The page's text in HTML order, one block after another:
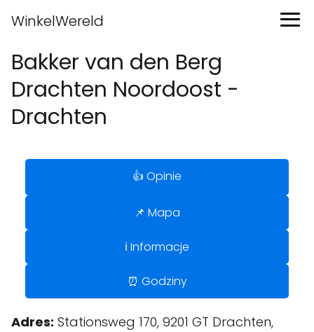
WinkelWereld
Bakker van den Berg
Drachten Noordoost -
Drachten
👍 Opinie
📌 Mapa
ℹ️ Informacje
⏰ Godziny
Adres: Stationsweg 170, 9201 GT Drachten,